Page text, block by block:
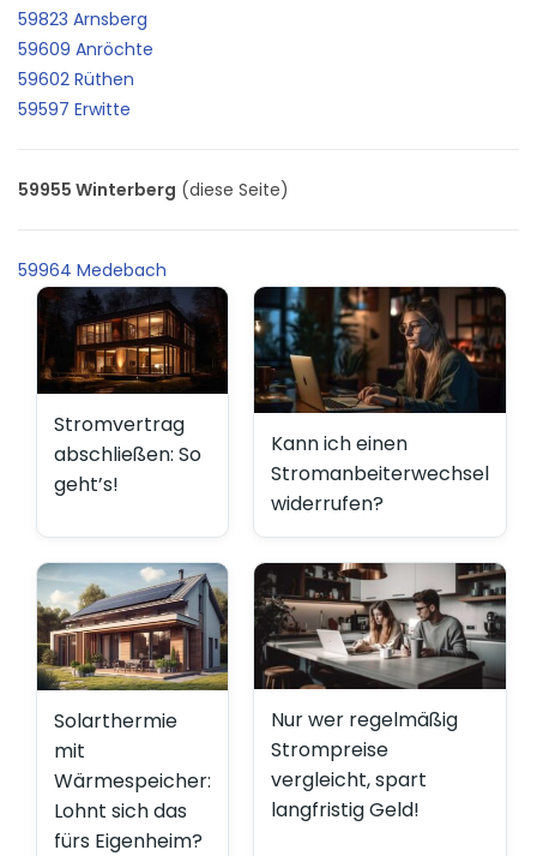
59823 Arnsberg
59609 Anröchte
59602 Rüthen
59597 Erwitte
59955 Winterberg (diese Seite)
59964 Medebach
Stromvertrag
abschließen: So
geht’s!
Kann ich einen
Stromanbeiterwechsel
widerrufen?
Solarthermie
mit
Wärmespeicher:
Lohnt sich das
fürs Eigenheim?
Nur wer regelmäßig
Strompreise
vergleicht, spart
langfristig Geld!